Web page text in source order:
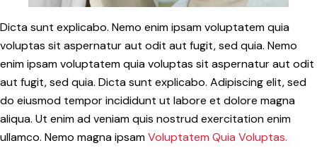
Dicta sunt explicabo. Nemo enim ipsam voluptatem quia
voluptas sit aspernatur aut odit aut fugit, sed quia. Nemo
enim ipsam voluptatem quia voluptas sit aspernatur aut odit
aut fugit, sed quia. Dicta sunt explicabo. Adipiscing elit, sed
do eiusmod tempor incididunt ut labore et dolore magna
aliqua. Ut enim ad veniam quis nostrud exercitation enim
ullamco. Nemo magna ipsamVoluptatem Quia Voluptas.